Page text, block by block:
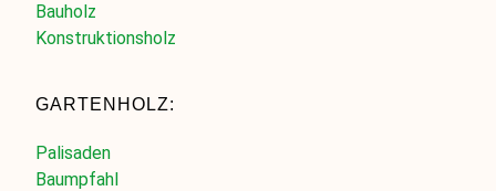
Bauholz
Konstruktionsholz
GARTENHOLZ:
Palisaden
Baumpfahl